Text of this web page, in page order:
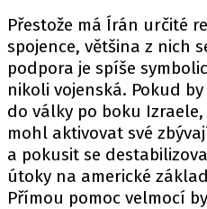
Přestože má Írán určité
spojence, většina z nich
podpora je spíše
nikoli vojenská. Pokud
do války po boku
mohl aktivovat své
a pokusit se
útoky na americké
Přímou pomoc velmocí